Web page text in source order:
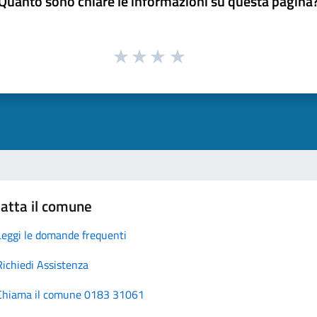
il comune
le domande frequenti
Assistenza
il comune 0183 31061